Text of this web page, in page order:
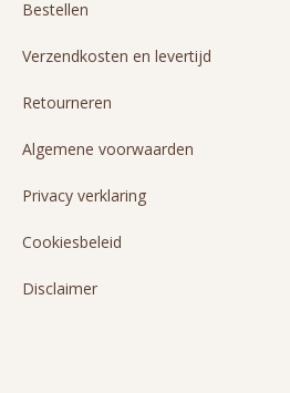
Bestellen
Verzendkosten en levertijd
Retourneren
Algemene voorwaarden
Privacy verklaring
Cookiesbeleid
Disclaimer